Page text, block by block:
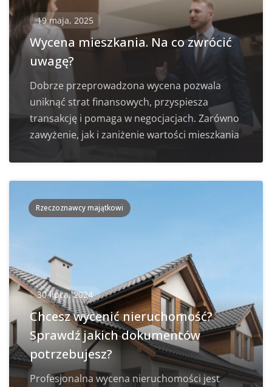
19 maja, 2025
Wycena mieszkania. Na co zwrócić
uwagę?
Dobrze przeprowadzona wycena pozwala
uniknąć strat finansowych, przyspiesza
transakcję i pomaga w negocjacjach. Zarówno
zawyżenie, jak i zaniżenie wartości mieszkania
Rzeczoznawcy majątkowi
30 lipca, 2024
Chcesz wycenić nieruchomość?
Sprawdź jakich dokumentów
potrzebujesz?
Profesjonalna wycena nieruchomości jest